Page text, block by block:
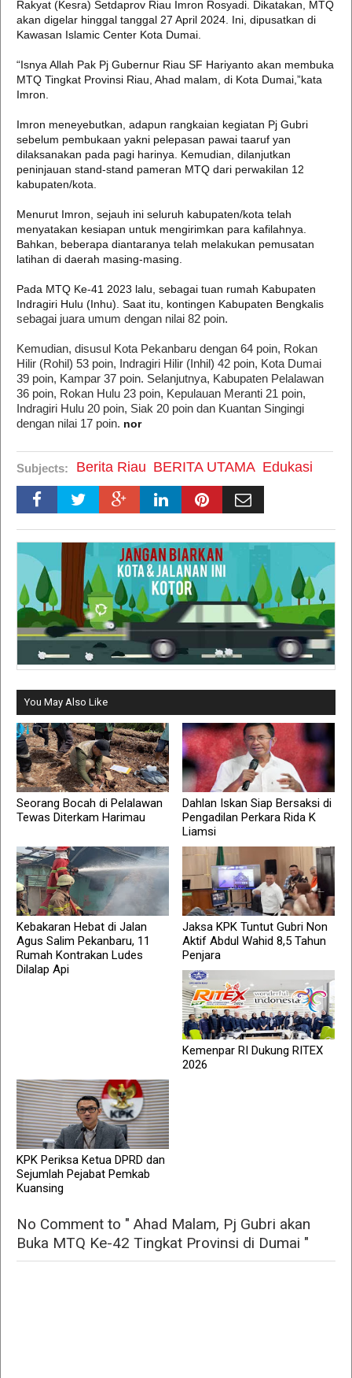
Rakyat (Kesra) Setdaprov Riau Imron Rosyadi. Dikatakan, MTQ
akan digelar hinggal tanggal 27 April 2024. Ini, dipusatkan di
Kawasan Islamic Center Kota Dumai.
“Isnya Allah Pak Pj Gubernur Riau SF Hariyanto akan membuka
MTQ Tingkat Provinsi Riau, Ahad malam, di Kota Dumai,”kata
Imron.
Imron meneyebutkan, adapun rangkaian kegiatan Pj Gubri
sebelum pembukaan yakni pelepasan pawai taaruf yan
dilaksanakan pada pagi harinya. Kemudian, dilanjutkan
peninjauan stand-stand pameran MTQ dari perwakilan 12
kabupaten/kota.
Menurut Imron, sejauh ini seluruh kabupaten/kota telah
menyatakan kesiapan untuk mengirimkan para kafilahnya.
Bahkan, beberapa diantaranya telah melakukan pemusatan
latihan di daerah masing-masing.
Pada MTQ Ke-41 2023 lalu, sebagai tuan rumah Kabupaten
Indragiri Hulu (Inhu). Saat itu, kontingen Kabupaten Bengkalis
sebagai juara umum dengan nilai 82 poin.
Kemudian, disusul Kota Pekanbaru dengan 64 poin, Rokan
Hilir (Rohil) 53 poin, Indragiri Hilir (Inhil) 42 poin, Kota Dumai
39 poin, Kampar 37 poin. Selanjutnya, Kabupaten Pelalawan
36 poin, Rokan Hulu 23 poin, Kepulauan Meranti 21 poin,
Indragiri Hulu 20 poin, Siak 20 poin dan Kuantan Singingi
dengan nilai 17 poin. nor
Subjects: Berita Riau BERITA UTAMA Edukasi
You May Also Like
Seorang Bocah di Pelalawan
Tewas Diterkam Harimau
Dahlan Iskan Siap Bersaksi di
Pengadilan Perkara Rida K
Liamsi
Kebakaran Hebat di Jalan
Agus Salim Pekanbaru, 11
Rumah Kontrakan Ludes
Dilalap Api
Jaksa KPK Tuntut Gubri Non
Aktif Abdul Wahid 8,5 Tahun
Penjara
Kemenpar RI Dukung RITEX
2026
KPK Periksa Ketua DPRD dan
Sejumlah Pejabat Pemkab
Kuansing
No Comment to " Ahad Malam, Pj Gubri akan
Buka MTQ Ke-42 Tingkat Provinsi di Dumai "